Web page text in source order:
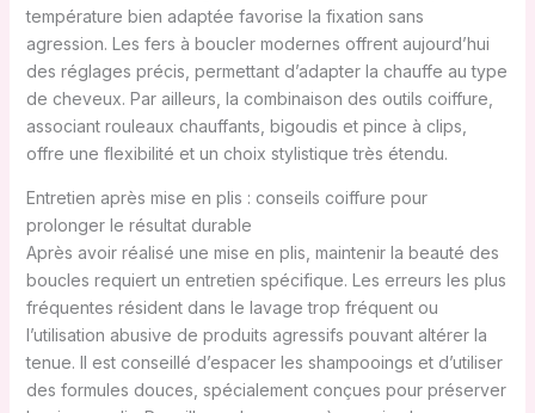
température bien adaptée favorise la fixation sans
agression. Les fers à boucler modernes offrent aujourd’hui
des réglages précis, permettant d’adapter la chauffe au type
de cheveux. Par ailleurs, la combinaison des outils coiffure,
associant rouleaux chauffants, bigoudis et pince à clips,
offre une flexibilité et un choix stylistique très étendu.
Entretien après mise en plis : conseils coiffure pour
prolonger le résultat durable
Après avoir réalisé une mise en plis, maintenir la beauté des
boucles requiert un entretien spécifique. Les erreurs les plus
fréquentes résident dans le lavage trop fréquent ou
l’utilisation abusive de produits agressifs pouvant altérer la
tenue. Il est conseillé d’espacer les shampooings et d’utiliser
des formules douces, spécialement conçues pour préserver